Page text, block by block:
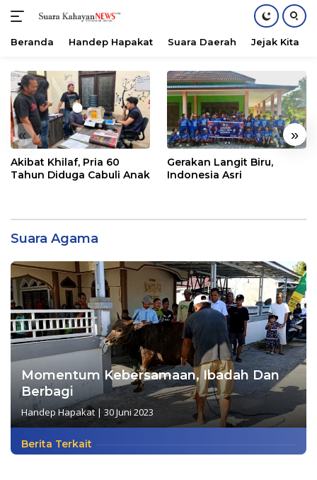
konten
Beranda Handep Hapakat Suara Daerah Jejak Kita
« »
Akibat Khilaf, Pria 60
Tahun Diduga Cabuli Anak
Gerakan Langit Biru,
Indonesia Asri
Suara Agama
Momentum Kebersamaan, Ibadah Dan
Berbagi
Handep Hapakat|30 Juni 2023
Berita Terkait